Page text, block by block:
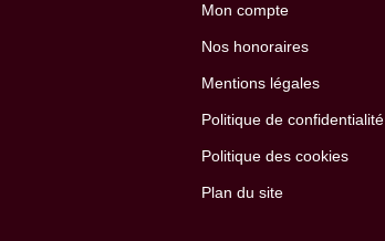
Mon compte
Nos honoraires
Mentions légales
Politique de confidentialité
Politique des cookies
Plan du site